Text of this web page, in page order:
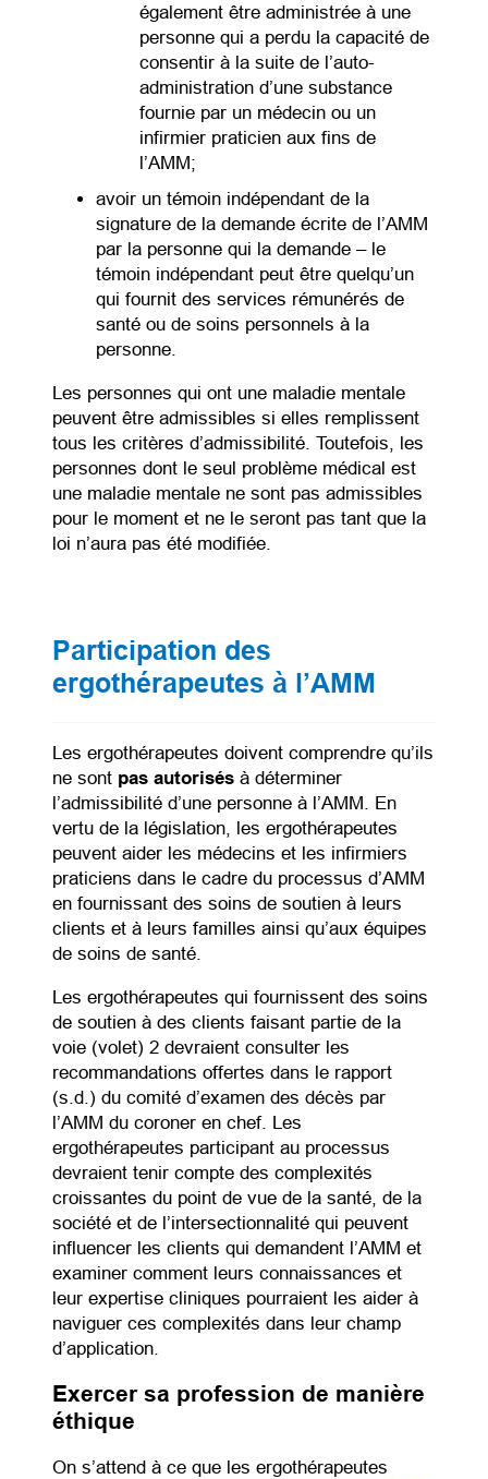
également être administrée à une
personne qui a perdu la capacité de
consentir à la suite de l’auto-
administration d’une substance
fournie par un médecin ou un
infirmier praticien aux fins de
l’AMM;
avoir un témoin indépendant de la
signature de la demande écrite de l’AMM
par la personne qui la demande – le
témoin indépendant peut être quelqu’un
qui fournit des services rémunérés de
santé ou de soins personnels à la
personne.
Les personnes qui ont une maladie mentale
peuvent être admissibles si elles remplissent
tous les critères d’admissibilité. Toutefois, les
personnes dont le seul problème médical est
une maladie mentale ne sont pas admissibles
pour le moment et ne le seront pas tant que la
loi n’aura pas été modifiée.
Participation des
ergothérapeutes à l’AMM
Les ergothérapeutes doivent comprendre qu’ils
ne sont pas autorisés à déterminer
l’admissibilité d’une personne à l’AMM. En
vertu de la législation, les ergothérapeutes
peuvent aider les médecins et les infirmiers
praticiens dans le cadre du processus d’AMM
en fournissant des soins de soutien à leurs
clients et à leurs familles ainsi qu’aux équipes
de soins de santé.
Les ergothérapeutes qui fournissent des soins
de soutien à des clients faisant partie de la
voie (volet) 2 devraient consulter les
recommandations offertes dans le rapport
(s.d.) du comité d’examen des décès par
l’AMM du coroner en chef. Les
ergothérapeutes participant au processus
devraient tenir compte des complexités
croissantes du point de vue de la santé, de la
société et de l’intersectionnalité qui peuvent
influencer les clients qui demandent l’AMM et
examiner comment leurs connaissances et
leur expertise cliniques pourraient les aider à
naviguer ces complexités dans leur champ
d’application.
Exercer sa profession de manière
éthique
On s’attend à ce que les ergothérapeutes